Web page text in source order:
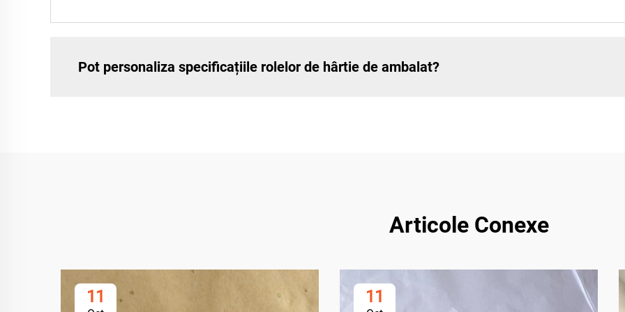
Pot personaliza specificațiile rolelor de hârtie de ambalat?
Articole Conexe
11 11